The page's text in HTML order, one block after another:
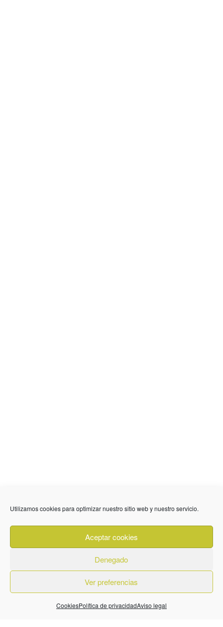
Utilizamos cookies para optimizar nuestro sitio web y nuestro servicio.
Aceptar cookies
Denegado
Ver preferencias
CookiesPolítica de privacidadAviso legal
636 01 61 85
Fuente Palmera
Privacidad Aviso legal
Quiénes Somos